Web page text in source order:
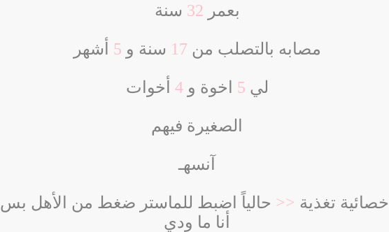
بعمر 32 سنة
مصابه بالتصلب من 17 سنة و 5 أشهر
لي 5 اخوة و4 أخوات
الصغيرة فيهم
آنسهـ
اخصائية تغذية << حالياً اضبط للماستر ضغط من الأهل بس
أنا ما ودي